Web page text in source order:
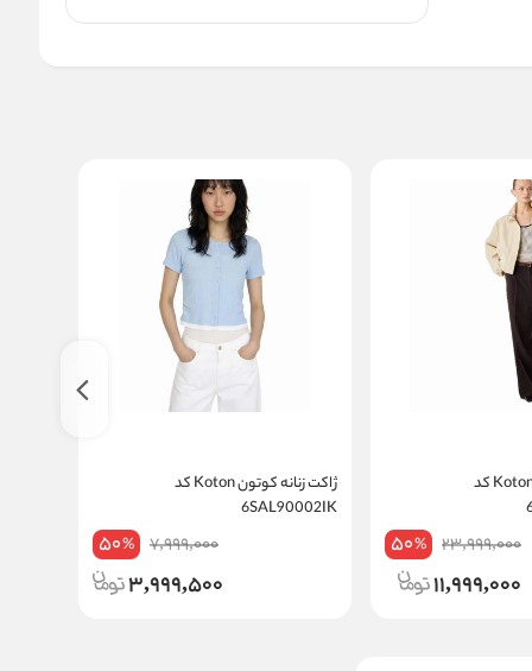
کت زنانه کوتون Koton کد
23,999,000
50%
11,999,000
ژاکت زنانه کوتون Koton کد
6SAL90002IK
7,999,000
50%
3,999,500